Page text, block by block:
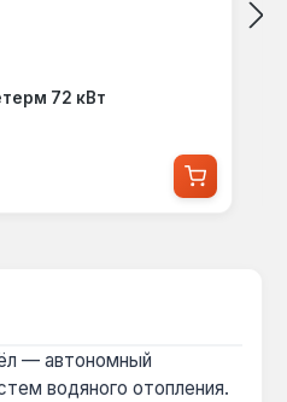
72 кВт
— автономный
водяного отопления.